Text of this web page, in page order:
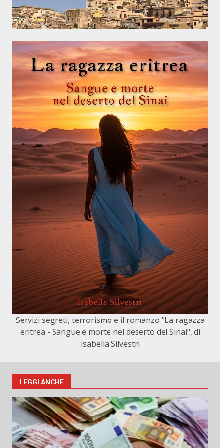
Servizi segreti, terrorismo e il romanzo "La ragazza
eritrea - Sangue e morte nel deserto del Sinai", di
Isabella Silvestri
LEGGI ANCHE